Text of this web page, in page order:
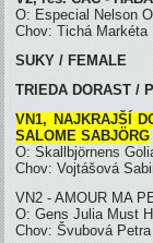
O: Especial Nelson
Chov: Tichá
SUKY / FEMALE
TRIEDA DORAST /
VN1, NAJKRAJŠÍ
SALOME SABJÖRG
O: Skallbjörnens
Chov: Vojtášová
VN2 - AMOUR MA
O: Gens Julia Must
Chov: Švubová